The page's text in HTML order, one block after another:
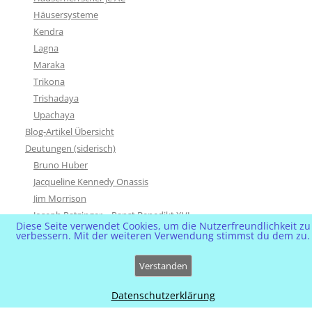
Häusersysteme
Kendra
Lagna
Maraka
Trikona
Trishadaya
Upachaya
Blog-Artikel Übersicht
Deutungen (siderisch)
Bruno Huber
Jacqueline Kennedy Onassis
Jim Morrison
Joseph Ratzinger – Papst Benedikt XVI
Marlon Brando
Diese Seite verwendet Cookies, um die Nutzerfreundlichkeit zu
verbessern. Mit der weiteren Verwendung stimmst du dem zu.
Verstanden
Datenschutzerklärung